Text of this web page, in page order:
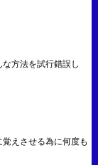
方法を試行錯誤し
えさせる為に何度も